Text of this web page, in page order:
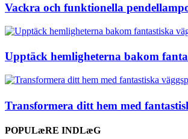
Vackra och funktionella
Upptäck hemligheterna bakom
Transformera ditt hem med
POPULæRE INDLæG